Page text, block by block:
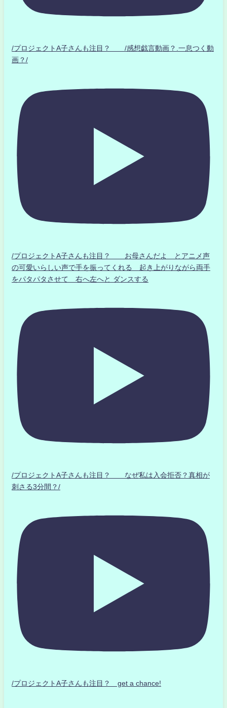
/プロジェクトA子さんも注目？ /感想戯言動画？.一息つく動
画？/
/プロジェクトA子さんも注目？ お母さんだよ とアニメ声
の可愛いらしい声で手を振ってくれる 起き上がりながら両手
をパタパタさせて 右へ左へと ダンスする
/プロジェクトA子さんも注目？ なぜ私は入会拒否？真相が
刺さる3分間？/
/プロジェクトA子さんも注目？ get a chance!